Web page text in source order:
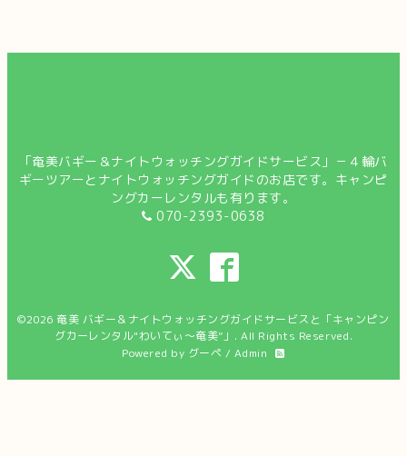
「奄美バギー＆ナイトウォッチングガイドサービス」－４輪バ
ギーツアーとナイトウォッチングガイドのお店です。キャンピ
ングカーレンタルも有ります。
070-2393-0638
©2026 奄美 バギー＆ナイトウォッチングガイドサービスと「キャンピン
グカーレンタル"わいてぃ～奄美”」 . All Rights Reserved.
Powered by グーペ / Admin